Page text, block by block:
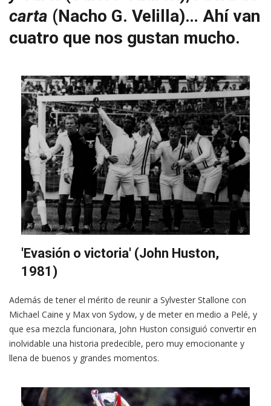
carta (Nacho G. Velilla)… Ahí van
cuatro que nos gustan mucho.
'Evasión o victoria' (John Huston,
1981)
Además de tener el mérito de reunir a Sylvester Stallone con
Michael Caine y Max von Sydow, y de meter en medio a Pelé, y
que esa mezcla funcionara, John Huston consiguió convertir en
inolvidable una historia predecible, pero muy emocionante y
llena de buenos y grandes momentos.